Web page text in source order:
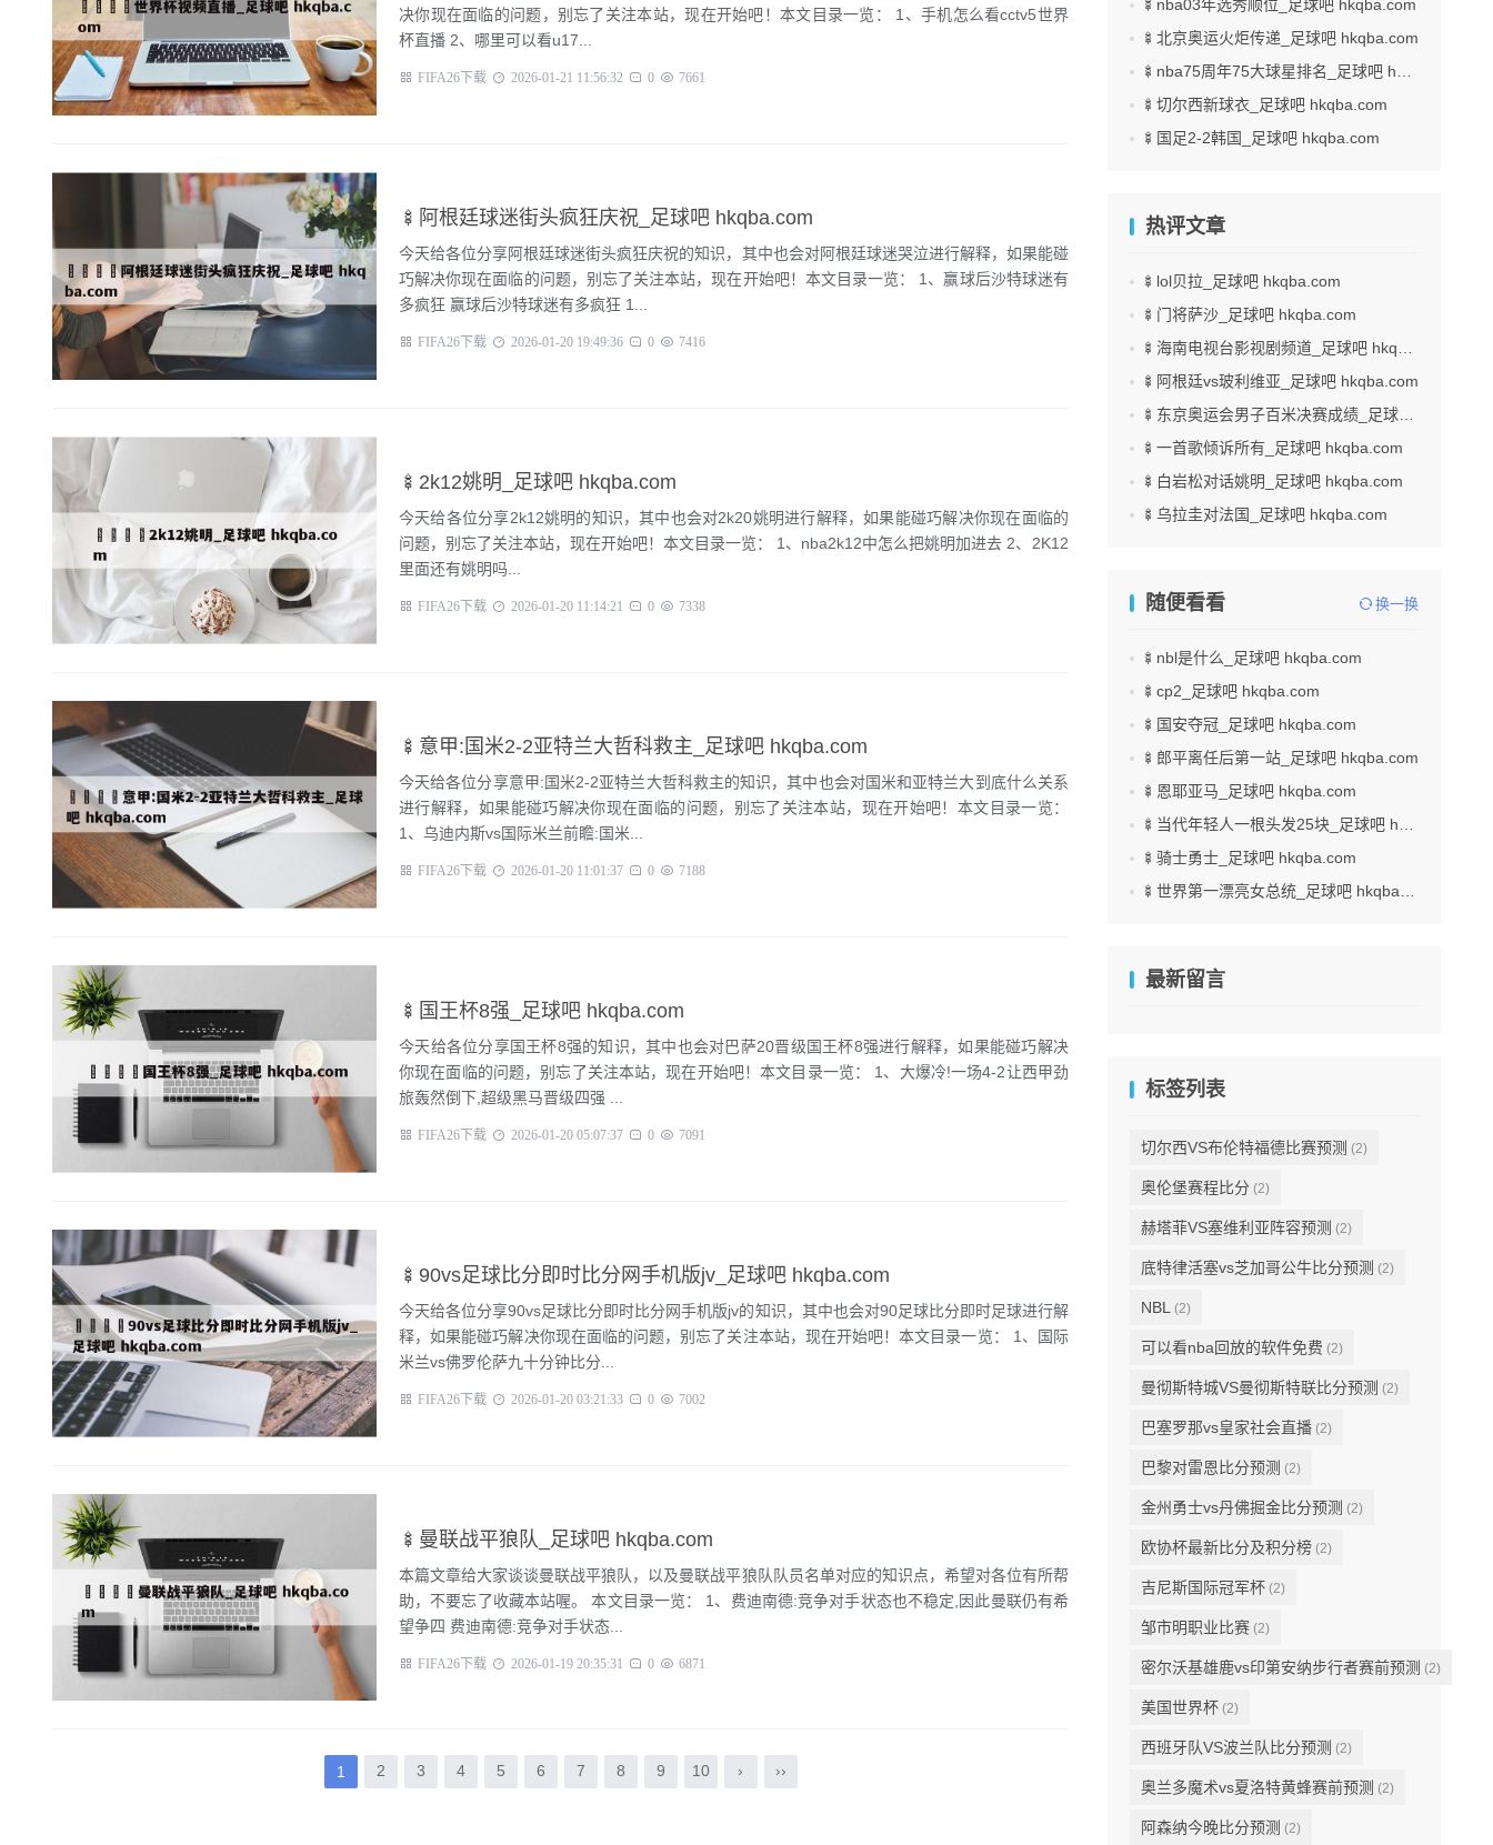
决你现在面临的问题，别忘了关注本站，现在开始吧！本文目录一览： 1、手机怎么看cctv5世界
杯直播 2、哪里可以看u17...
FIFA26下载 2026-01-21 11:56:32 0 7661
🍢阿根廷球迷街头疯狂庆祝_足球吧 hkqba.com
今天给各位分享阿根廷球迷街头疯狂庆祝的知识，其中也会对阿根廷球迷哭泣进行解释，如果能碰
巧解决你现在面临的问题，别忘了关注本站，现在开始吧！本文目录一览： 1、赢球后沙特球迷有
多疯狂 赢球后沙特球迷有多疯狂 1...
FIFA26下载 2026-01-20 19:49:36 0 7416
🍢2k12姚明_足球吧 hkqba.com
今天给各位分享2k12姚明的知识，其中也会对2k20姚明进行解释，如果能碰巧解决你现在面临的
问题，别忘了关注本站，现在开始吧！本文目录一览： 1、nba2k12中怎么把姚明加进去 2、2K12
里面还有姚明吗...
FIFA26下载 2026-01-20 11:14:21 0 7338
🍢意甲:国米2-2亚特兰大哲科救主_足球吧 hkqba.com
今天给各位分享意甲:国米2-2亚特兰大哲科救主的知识，其中也会对国米和亚特兰大到底什么关系
进行解释，如果能碰巧解决你现在面临的问题，别忘了关注本站，现在开始吧！本文目录一览：
1、乌迪内斯vs国际米兰前瞻:国米...
FIFA26下载 2026-01-20 11:01:37 0 7188
🍢国王杯8强_足球吧 hkqba.com
今天给各位分享国王杯8强的知识，其中也会对巴萨20晋级国王杯8强进行解释，如果能碰巧解决
你现在面临的问题，别忘了关注本站，现在开始吧！本文目录一览： 1、大爆冷!一场4-2让西甲劲
旅轰然倒下,超级黑马晋级四强 ...
FIFA26下载 2026-01-20 05:07:37 0 7091
🍢90vs足球比分即时比分网手机版jv_足球吧 hkqba.com
今天给各位分享90vs足球比分即时比分网手机版jv的知识，其中也会对90足球比分即时足球进行解
释，如果能碰巧解决你现在面临的问题，别忘了关注本站，现在开始吧！本文目录一览： 1、国际
米兰vs佛罗伦萨九十分钟比分...
FIFA26下载 2026-01-20 03:21:33 0 7002
🍢曼联战平狼队_足球吧 hkqba.com
本篇文章给大家谈谈曼联战平狼队，以及曼联战平狼队队员名单对应的知识点，希望对各位有所帮
助，不要忘了收藏本站喔。 本文目录一览： 1、费迪南德:竞争对手状态也不稳定,因此曼联仍有希
望争四 费迪南德:竞争对手状态...
FIFA26下载 2026-01-19 20:35:31 0 6871
1 2 3 4 5 6 7 8 9 10 › ››
🍢nba03年选秀顺位_足球吧 hkqba.com
🍢北京奥运火炬传递_足球吧 hkqba.com
🍢nba75周年75大球星排名_足球吧 hkqba.com
🍢切尔西新球衣_足球吧 hkqba.com
🍢国足2-2韩国_足球吧 hkqba.com
热评文章
🍢lol贝拉_足球吧 hkqba.com
🍢门将萨沙_足球吧 hkqba.com
🍢海南电视台影视剧频道_足球吧 hkqba.com
🍢阿根廷vs玻利维亚_足球吧 hkqba.com
🍢东京奥运会男子百米决赛成绩_足球吧 hkqba.com
🍢一首歌倾诉所有_足球吧 hkqba.com
🍢白岩松对话姚明_足球吧 hkqba.com
🍢乌拉圭对法国_足球吧 hkqba.com
随便看看 换一换
🍢nbl是什么_足球吧 hkqba.com
🍢cp2_足球吧 hkqba.com
🍢国安夺冠_足球吧 hkqba.com
🍢郎平离任后第一站_足球吧 hkqba.com
🍢恩耶亚马_足球吧 hkqba.com
🍢当代年轻人一根头发25块_足球吧 hkqba.com
🍢骑士勇士_足球吧 hkqba.com
🍢世界第一漂亮女总统_足球吧 hkqba.com
最新留言
标签列表
切尔西VS布伦特福德比赛预测 (2)
奥伦堡赛程比分 (2)
赫塔菲VS塞维利亚阵容预测 (2)
底特律活塞vs芝加哥公牛比分预测 (2)
NBL (2)
可以看nba回放的软件免费 (2)
曼彻斯特城VS曼彻斯特联比分预测 (2)
巴塞罗那vs皇家社会直播 (2)
巴黎对雷恩比分预测 (2)
金州勇士vs丹佛掘金比分预测 (2)
欧协杯最新比分及积分榜 (2)
吉尼斯国际冠军杯 (2)
邹市明职业比赛 (2)
密尔沃基雄鹿vs印第安纳步行者赛前预测 (2)
美国世界杯 (2)
西班牙队VS波兰队比分预测 (2)
奥兰多魔术vs夏洛特黄蜂赛前预测 (2)
阿森纳今晚比分预测 (2)